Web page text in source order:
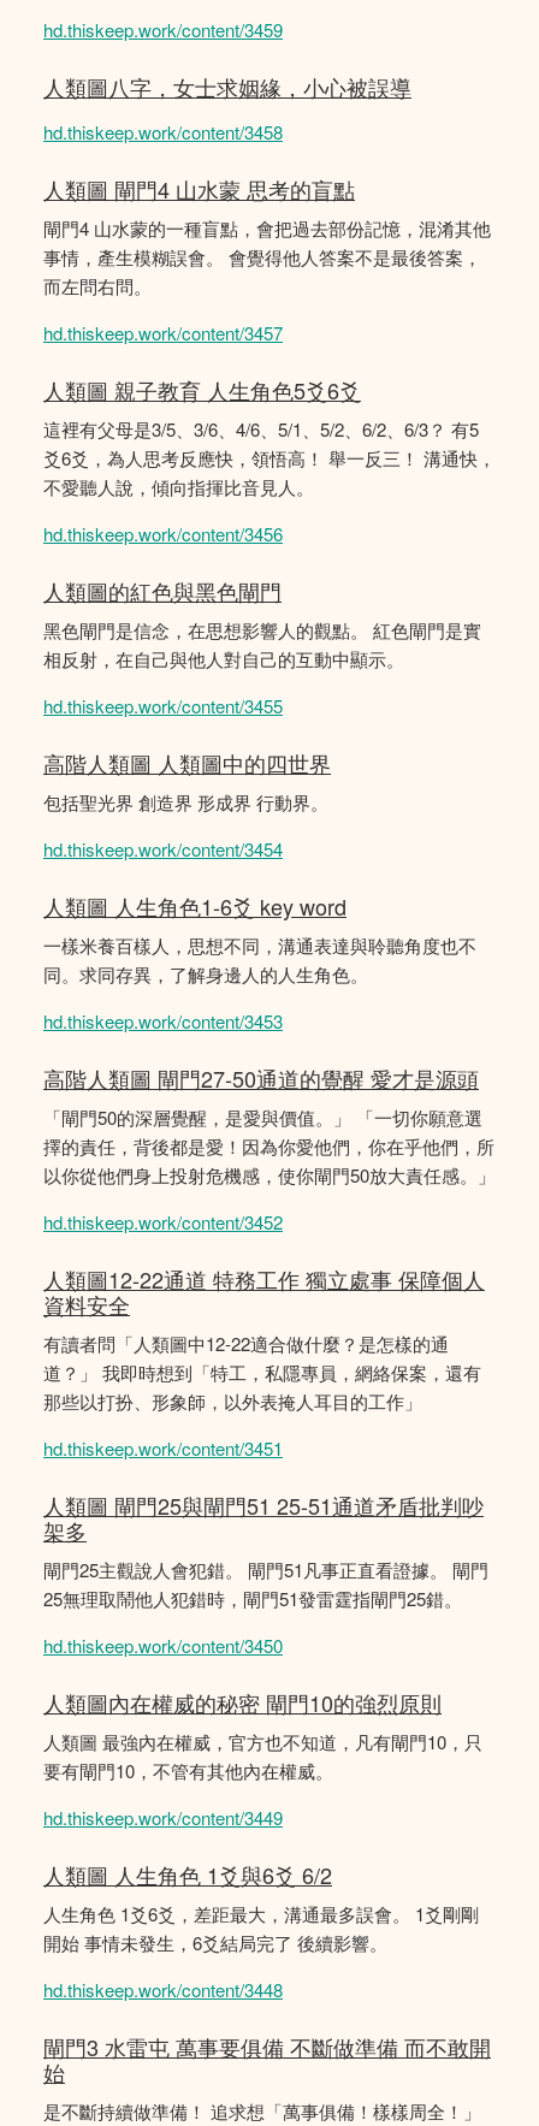
hd.thiskeep.work/content/3459
人類圖八字，女士求姻緣，小心被誤導
hd.thiskeep.work/content/3458
人類圖 閘門4 山水蒙 思考的盲點
閘門4 山水蒙的一種盲點，會把過去部份記憶，混淆其他
事情，產生模糊誤會。 會覺得他人答案不是最後答案，
而左問右問。
hd.thiskeep.work/content/3457
人類圖 親子教育 人生角色5爻6爻
這裡有父母是3/5、3/6、4/6、5/1、5/2、6/2、6/3？ 有5
爻6爻，為人思考反應快，領悟高！ 舉一反三！ 溝通快，
不愛聽人說，傾向指揮比音見人。
hd.thiskeep.work/content/3456
人類圖的紅色與黑色閘門
黑色閘門是信念，在思想影響人的觀點。 紅色閘門是實
相反射，在自己與他人對自己的互動中顯示。
hd.thiskeep.work/content/3455
高階人類圖 人類圖中的四世界
包括聖光界 創造界 形成界 行動界。
hd.thiskeep.work/content/3454
人類圖 人生角色1-6爻 key word
一樣米養百樣人，思想不同，溝通表達與聆聽角度也不
同。求同存異，了解身邊人的人生角色。
hd.thiskeep.work/content/3453
高階人類圖 閘門27-50通道的覺醒 愛才是源頭
「閘門50的深層覺醒，是愛與價值。」 「一切你願意選
擇的責任，背後都是愛！因為你愛他們，你在乎他們，所
以你從他們身上投射危機感，使你閘門50放大責任感。」
hd.thiskeep.work/content/3452
人類圖12-22通道 特務工作 獨立處事 保障個人
資料安全
有讀者問「人類圖中12-22適合做什麼？是怎樣的通
道？」 我即時想到「特工，私隱專員，網絡保案，還有
那些以打扮、形象師，以外表掩人耳目的工作」
hd.thiskeep.work/content/3451
人類圖 閘門25與閘門51 25-51通道矛盾批判吵
架多
閘門25主觀說人會犯錯。 閘門51凡事正直看證據。 閘門
25無理取鬧他人犯錯時，閘門51發雷霆指閘門25錯。
hd.thiskeep.work/content/3450
人類圖內在權威的秘密 閘門10的強烈原則
人類圖 最強內在權威，官方也不知道，凡有閘門10，只
要有閘門10，不管有其他內在權威。
hd.thiskeep.work/content/3449
人類圖 人生角色 1爻與6爻 6/2
人生角色 1爻6爻，差距最大，溝通最多誤會。 1爻剛剛
開始 事情未發生，6爻結局完了 後續影響。
hd.thiskeep.work/content/3448
閘門3 水雷屯 萬事要俱備 不斷做準備 而不敢開
始
是不斷持續做準備！ 追求想「萬事俱備！樣樣周全！」